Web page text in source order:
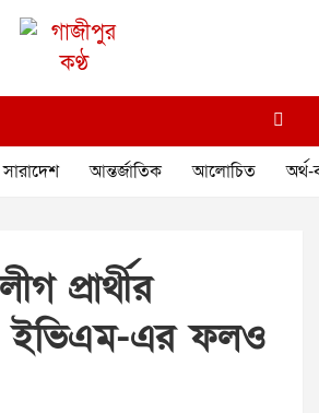
সারাদেশ আন্তর্জাতিক আলোচিত অর্থ-
প্রার্থীর
ইভিএম-এর ফলও